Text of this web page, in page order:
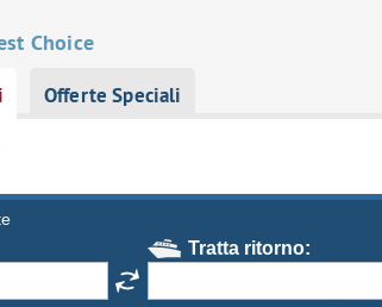
Choice
Offerte Speciali
Tratta ritorno: